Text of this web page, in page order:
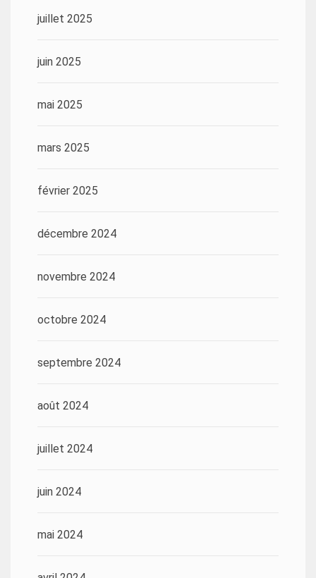
juillet 2025
juin 2025
mai 2025
mars 2025
février 2025
décembre 2024
novembre 2024
octobre 2024
septembre 2024
août 2024
juillet 2024
juin 2024
mai 2024